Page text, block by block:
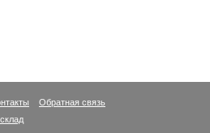
Обратная связь